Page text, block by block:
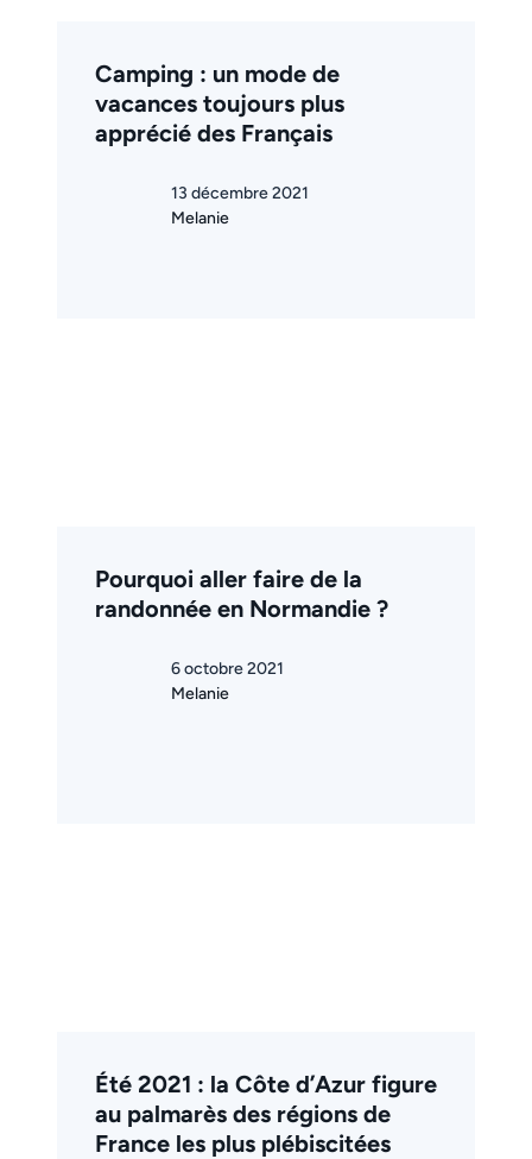
Camping : un mode de
vacances toujours plus
apprécié des Français
13 décembre 2021
Melanie
Pourquoi aller faire de la
randonnée en Normandie ?
6 octobre 2021
Melanie
Été 2021 : la Côte d’Azur figure
au palmarès des régions de
France les plus plébiscitées